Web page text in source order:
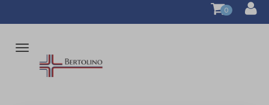
0
Attiva/disattiva
navigazione